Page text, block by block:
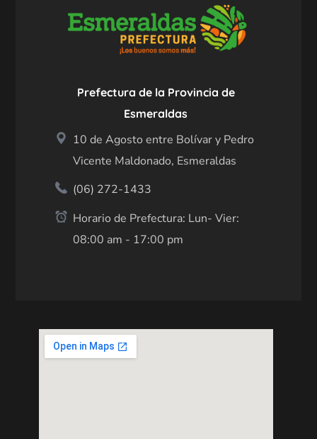
Prefectura de la Provincia de
Esmeraldas
10 de Agosto entre Bolívar y Pedro
Vicente Maldonado, Esmeraldas
(06) 272-1433
Horario de Prefectura: Lun- Vier:
08:00 am - 17:00 pm